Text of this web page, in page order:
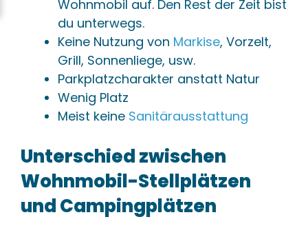
Wohnmobil auf. Den Rest der Zeit bist
du unterwegs.
Keine Nutzung von Markise, Vorzelt,
Grill, Sonnenliege, usw.
Parkplatzcharakter anstatt Natur
Wenig Platz
Meist keine Sanitärausstattung
Unterschied zwischen
Wohnmobil-Stellplätzen
und Campingplätzen